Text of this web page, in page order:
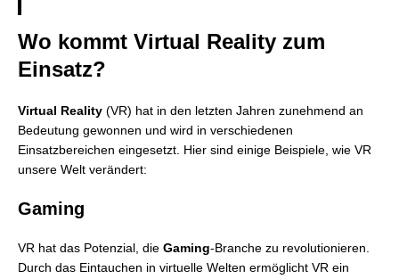
Wo kommt Virtual Reality zum
Einsatz?
Virtual Reality (VR) hat in den letzten Jahren zunehmend an
Bedeutung gewonnen und wird in verschiedenen
Einsatzbereichen eingesetzt. Hier sind einige Beispiele, wie VR
unsere Welt verändert:
Gaming
VR hat das Potenzial, die Gaming-Branche zu revolutionieren.
Durch das Eintauchen in virtuelle Welten ermöglicht VR ein